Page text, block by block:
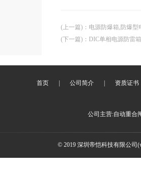
(上一篇) ： 电源防爆箱,防爆型
(下一篇) ： DIC单相电源防雷
首页 公司简介 资质证书
公司主营:自动重合
© 2019 深圳帝恺科技有限公司